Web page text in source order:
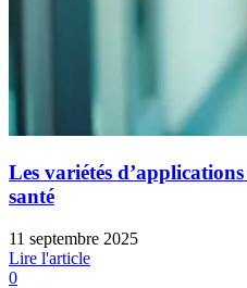
Les variétés
santé
11 septembre 2025
Lire l'article
0